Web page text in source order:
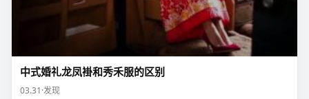
中式婚礼龙凤褂和秀禾服的区别
03.31·发现